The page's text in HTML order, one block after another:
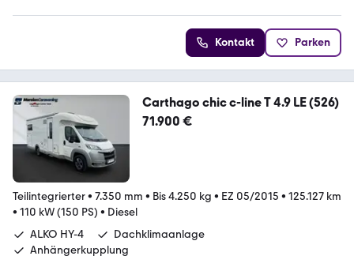
Kontakt Parken
Carthago chic c-line T 4.9 LE (526)
71.900 €
Teilintegrierter• 7.350 mm • Bis 4.250 kg • EZ 05/2015 • 125.127 km
• 110 kW (150 PS) • Diesel
ALKO HY-4
Dachklimaanlage
Anhängerkupplung